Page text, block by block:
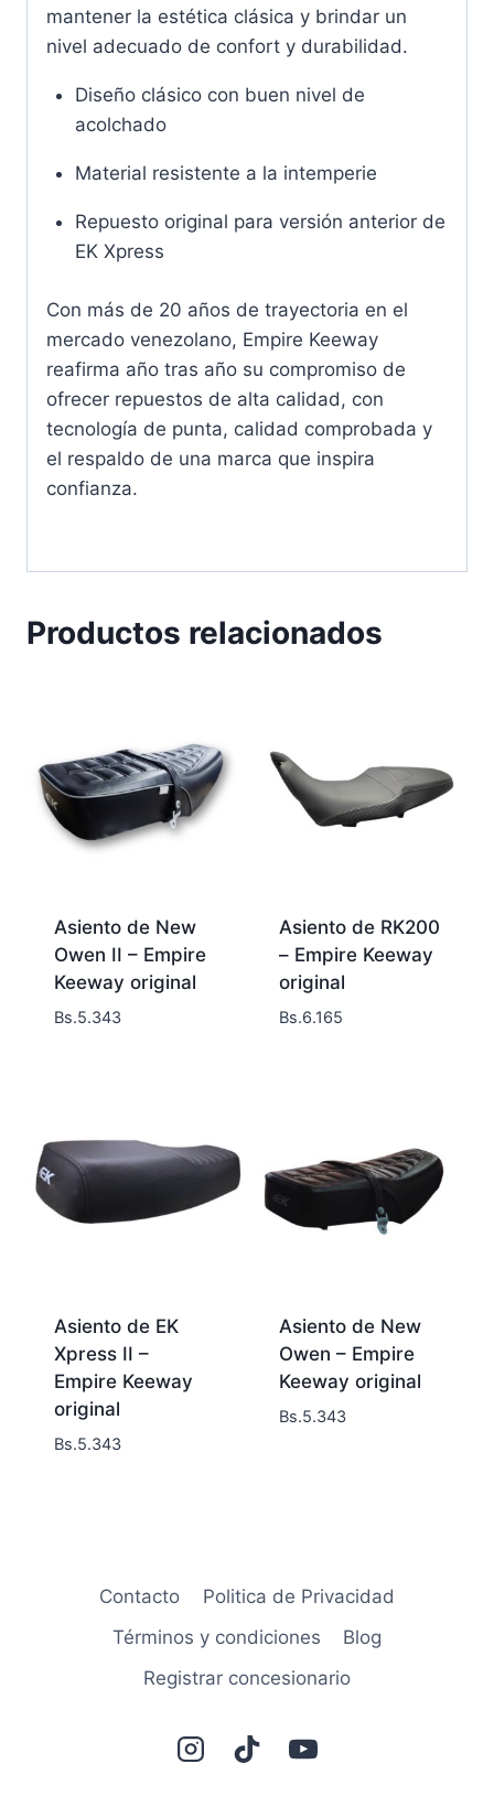
mantener la estética clásica y brindar un
nivel adecuado de confort y durabilidad.
Diseño clásico con buen nivel de
acolchado
Material resistente a la intemperie
Repuesto original para versión anterior de
EK Xpress
Con más de 20 años de trayectoria en el
mercado venezolano, Empire Keeway
reafirma año tras año su compromiso de
ofrecer repuestos de alta calidad, con
tecnología de punta, calidad comprobada y
el respaldo de una marca que inspira
confianza.
Productos relacionados
Asiento de New
Owen II – Empire
Keeway original
Bs.5.343
Asiento de RK200
– Empire Keeway
original
Bs.6.165
Asiento de EK
Xpress II –
Empire Keeway
original
Bs.5.343
Asiento de New
Owen – Empire
Keeway original
Bs.5.343
Contacto
Politica de Privacidad
Términos y condiciones
Blog
Registrar concesionario